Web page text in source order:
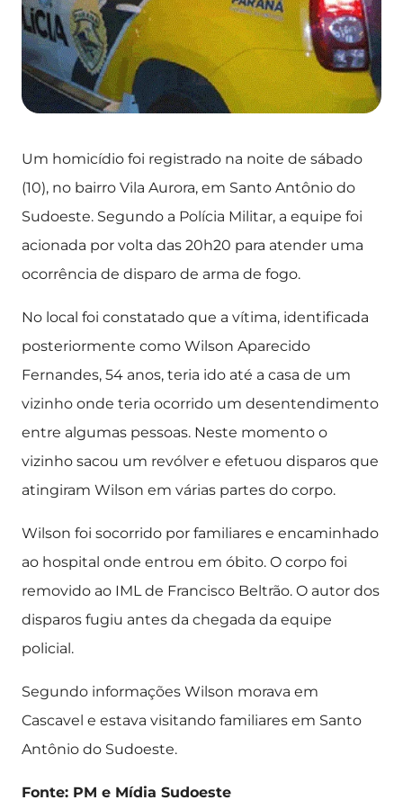
Um homicídio foi registrado na noite de sábado
(10), no bairro Vila Aurora, em Santo Antônio do
Sudoeste. Segundo a Polícia Militar, a equipe foi
acionada por volta das 20h20 para atender uma
ocorrência de disparo de arma de fogo.
No local foi constatado que a vítima, identificada
posteriormente como Wilson Aparecido
Fernandes, 54 anos, teria ido até a casa de um
vizinho onde teria ocorrido um desentendimento
entre algumas pessoas. Neste momento o
vizinho sacou um revólver e efetuou disparos que
atingiram Wilson em várias partes do corpo.
Wilson foi socorrido por familiares e encaminhado
ao hospital onde entrou em óbito. O corpo foi
removido ao IML de Francisco Beltrão. O autor dos
disparos fugiu antes da chegada da equipe
policial.
Segundo informações Wilson morava em
Cascavel e estava visitando familiares em Santo
Antônio do Sudoeste.
Fonte: PM e Mídia Sudoeste